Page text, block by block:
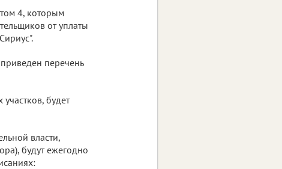
4, которым
от уплаты
перечень
будет
власти,
будут ежегодно